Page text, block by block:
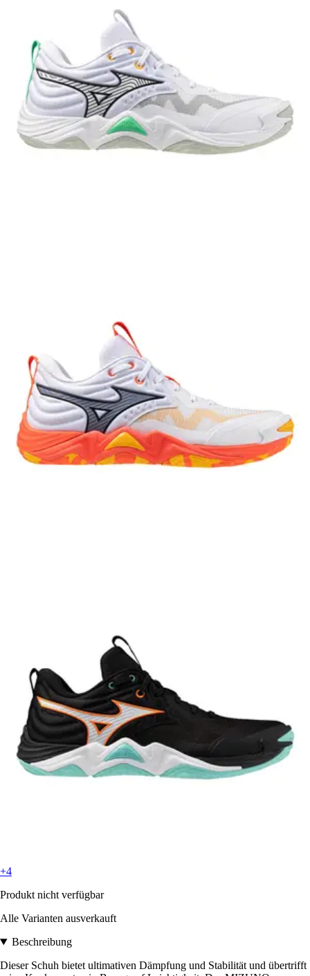
+4
Produkt nicht verfügbar
Alle Varianten ausverkauft
Beschreibung
Dieser Schuh bietet ultimativen Dämpfung und Stabilität und übertrifft